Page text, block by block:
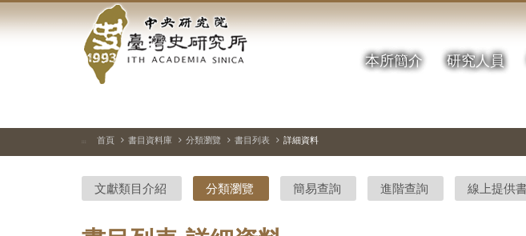
到
中
央
研
院-
臺
灣
本所簡介 研究人員
::: 首頁 書目資料庫 分類瀏覽 書目列表 詳細資料
文獻類目介紹 分類瀏覽 簡易查詢 進階查詢 線上提供